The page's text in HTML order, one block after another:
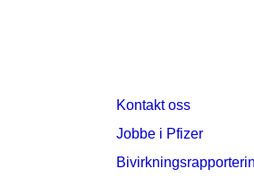
Kontakt oss
Jobbe i Pfizer